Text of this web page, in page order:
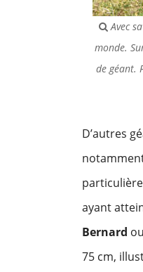
Avec
monde.
de géant.
D’autres
ayant
Bernard
75 cm,